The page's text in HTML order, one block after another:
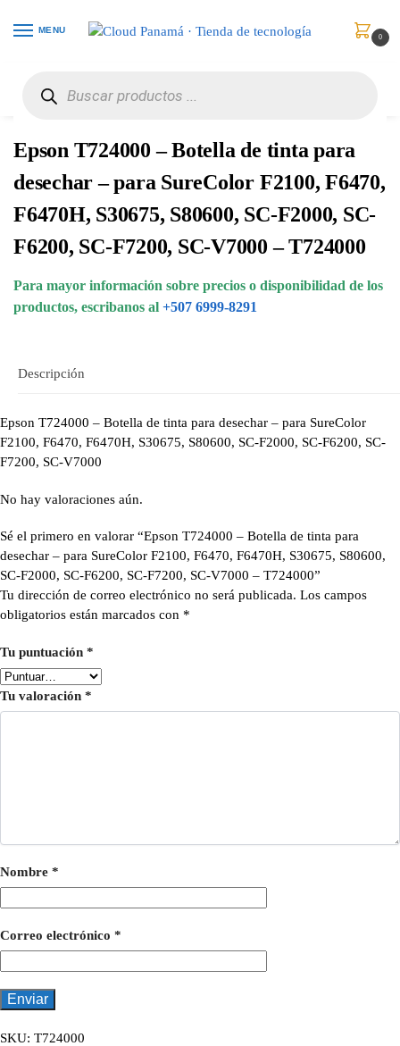
MENU
0
Epson T724000 – Botella de tinta para
desechar – para SureColor F2100, F6470,
F6470H, S30675, S80600, SC-F2000, SC-
F6200, SC-F7200, SC-V7000 – T724000
Para mayor información sobre precios o disponibilidad de los
productos, escribanos al +507 6999-8291
Descripción
Epson T724000 – Botella de tinta para desechar – para SureColor
F2100, F6470, F6470H, S30675, S80600, SC-F2000, SC-F6200, SC-
F7200, SC-V7000
No hay valoraciones aún.
Sé el primero en valorar “Epson T724000 – Botella de tinta para
desechar – para SureColor F2100, F6470, F6470H, S30675, S80600,
SC-F2000, SC-F6200, SC-F7200, SC-V7000 – T724000”
Tu dirección de correo electrónico no será publicada. Los campos
obligatorios están marcados con *
Tu puntuación *
Tu valoración *
Nombre *
Correo electrónico *
SKU: T724000